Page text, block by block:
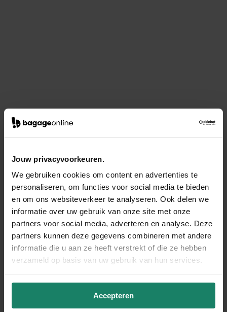
Jouw privacyvoorkeuren.
We gebruiken cookies om content en advertenties te
personaliseren, om functies voor social media te bieden
en om ons websiteverkeer te analyseren. Ook delen we
informatie over uw gebruik van onze site met onze
partners voor social media, adverteren en analyse. Deze
partners kunnen deze gegevens combineren met andere
informatie die u aan ze heeft verstrekt of die ze hebben
verzameld op basis van uw gebruik van hun services.
Accepteren